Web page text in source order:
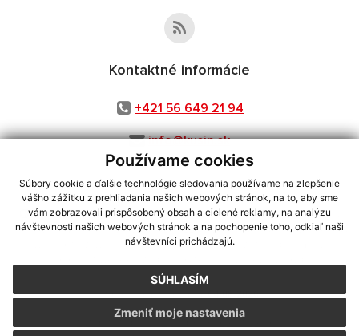
Používame cookies
Súbory cookie a ďalšie technológie sledovania používame na zlepšenie
vášho zážitku z prehliadania našich webových stránok, na to, aby sme
vám zobrazovali prispôsobený obsah a cielené reklamy, na analýzu
návštevnosti našich webových stránok a na pochopenie toho, odkiaľ naši
návštevníci prichádzajú.
SÚHLASÍM
Zmeniť moje nastavenia
Kontaktné informácie
+421 56 649 21 94
info@kusin.sk
využite možnosť získavania aktuálnych informácií s využitím RSS
CMS systém (redakčný) systém ECHELON 2,Mapa stránok,web portál
webex.digital, s.r.o.,domény,registrácia domény
Posledná aktualizácia:04.08.2026
Vytlačiť stránku|Vyhlásenie o prístupnosti